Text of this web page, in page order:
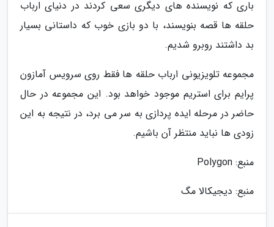
باری که نویسنده های دیگری سعی کردند در دنیای ارباب
حلقه ها قصه بنویسند، با دو بازی خوب که داستانی بسیار
بد داشتند روبرو شدیم.
مجموعه تلویزیونی ارباب حلقه ها فقط روی سرویس آمازون
پرایم برای استریم موجود خواهد بود. این مجموعه در حال
حاضر در مرحله ایده پردازی به سر می برد، در نتیجه به این
زودی ها نباید منتظر آن باشیم.
منبع: Polygon
منبع: دیجیکالا مگ